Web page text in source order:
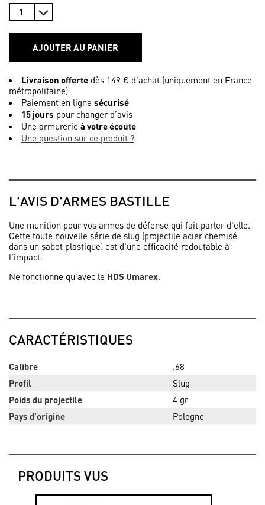
AJOUTER AU PANIER
Livraison offerte dès 149 € d’achat (uniquement en France
métropolitaine)
Paiement en ligne sécurisé
15 jours pour changer d’avis
Une armurerie à votre écoute
Une question sur ce produit ?
L'AVIS D'ARMES BASTILLE
Une munition pour vos armes de défense qui fait parler d'elle.
Cette toute nouvelle série de slug (projectile acier chemisé
dans un sabot plastique) est d'une efficacité redoutable à
l'impact.
Ne fonctionne qu'avec le HDS Umarex.
CARACTÉRISTIQUES
Calibre
.68
Profil
Slug
Poids du projectile
4 gr
Pays d’origine
Pologne
PRODUITS VUS